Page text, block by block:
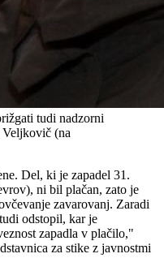
tudi nadzorni
(na
Del, ki je zapadel 31.
ni bil plačan, zato je
zavarovanj. Zaradi
odstopil, kar je
zapadla v plačilo,"
za stike z javnostmi